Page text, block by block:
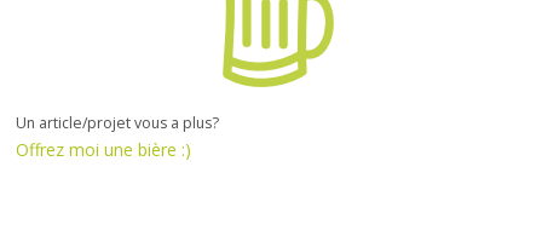
Un article/projet vous a plus?
Offrez moi une bière :)